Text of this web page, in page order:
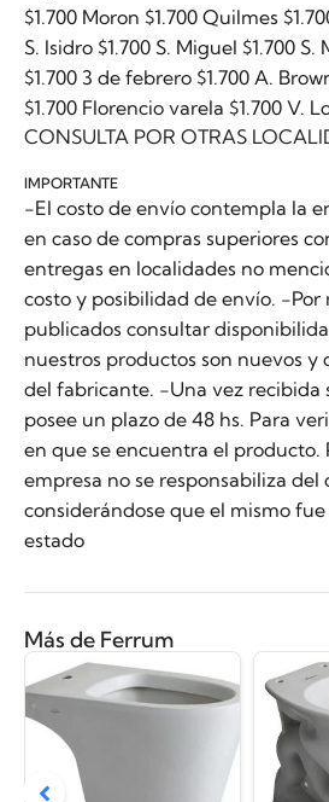
$1.700 Moron $1.700 Quilmes
S. Isidro $1.700 S. Miguel $1.700
$1.700 3 de febrero $1.700 A.
$1.700 Florencio varela $1.700 V.
CONSULTA POR OTRAS
IMPORTANTE
-El costo de envío contempla la
en caso de compras superiores
entregas en localidades no
costo y posibilidad de envío. -Por
publicados consultar
nuestros productos son nuevos
del fabricante. -Una vez recibida
posee un plazo de 48 hs. Para
en que se encuentra el producto.
empresa no se responsabiliza del
considerándose que el mismo
estado
Más de Ferrum